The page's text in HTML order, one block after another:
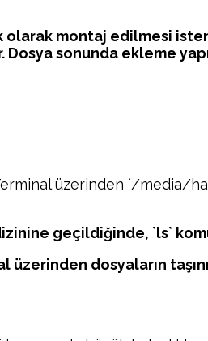
olarak montaj edilmesi
sonunda ekleme
üzerinden `/media/
geçildiğinde, `ls`
üzerinden dosyaların